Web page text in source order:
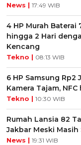
News | 17:49 WIB
4 HP Murah Baterai
hingga 2 Hari
Kencang
Tekno | 08:13 WIB
6 HP Samsung Rp2
Kamera Tajam,
Tekno | 10:30 WIB
Rumah Lansia 82
Jakbar Meski Masih
News | 19:31 WIB